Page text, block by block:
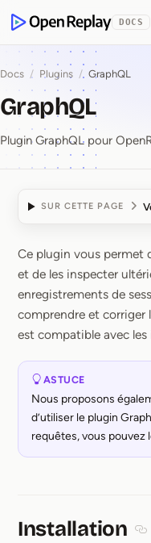
OpenReplay
DOCS
Docs / Plugins / GraphQL
GraphQL
Plugin GraphQL pour
SUR CETTE PAGE
GraphQL
Ce plugin vous permet
et de les inspecter
enregistrements de
comprendre et corriger
est compatible avec
ASTUCE
Nous proposons
d’utiliser le plugin
requêtes, vous pouvez
Installation